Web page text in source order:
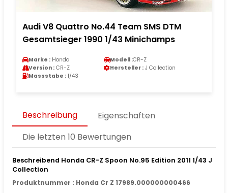
Audi V8 Quattro No.44 Team SMS DTM
Gesamtsieger 1990 1/43 Minichamps
Marke : Honda Modell :CR-Z
Version : CR-Z Hersteller : J Collection
Massstabe : 1/43
Beschreibung
Eigenschaften
Die letzten 10 Bewertungen
Beschreibend Honda CR-Z Spoon No.95 Edition 2011 1/43 J
Collection
Produktnummer : Honda Cr Z 17989.000000000466